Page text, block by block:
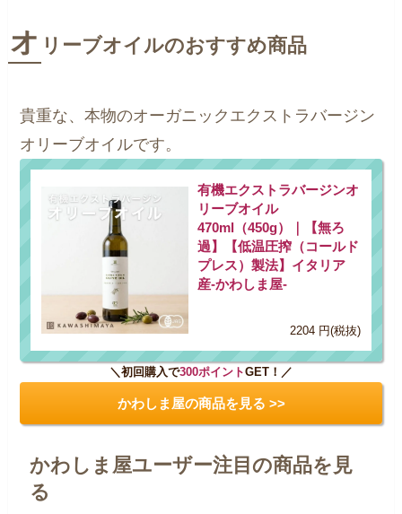
オ リーブオイルのおすすめ商品
貴重な、本物のオーガニックエクストラバージン
オリーブオイルです。
有機エクストラバージンオ
リーブオイル
470ml（450g）｜【無ろ
過】【低温圧搾（コールド
プレス）製法】イタリア
産-かわしま屋-
2204 円(税抜)
＼初回購入で300ポイントGET！／
かわしま屋の商品を見る >>
かわしま屋ユーザー注目の商品を見
る